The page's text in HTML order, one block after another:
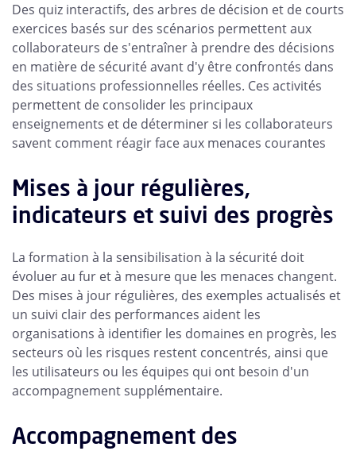
Des quiz interactifs, des arbres de décision et de courts
exercices basés sur des scénarios permettent aux
collaborateurs de s'entraîner à prendre des décisions
en matière de sécurité avant d'y être confrontés dans
des situations professionnelles réelles. Ces activités
permettent de consolider les principaux
enseignements et de déterminer si les collaborateurs
savent comment réagir face aux menaces courantes
Mises à jour régulières,
indicateurs et suivi des progrès
La formation à la sensibilisation à la sécurité doit
évoluer au fur et à mesure que les menaces changent.
Des mises à jour régulières, des exemples actualisés et
un suivi clair des performances aident les
organisations à identifier les domaines en progrès, les
secteurs où les risques restent concentrés, ainsi que
les utilisateurs ou les équipes qui ont besoin d'un
accompagnement supplémentaire.
Accompagnement des